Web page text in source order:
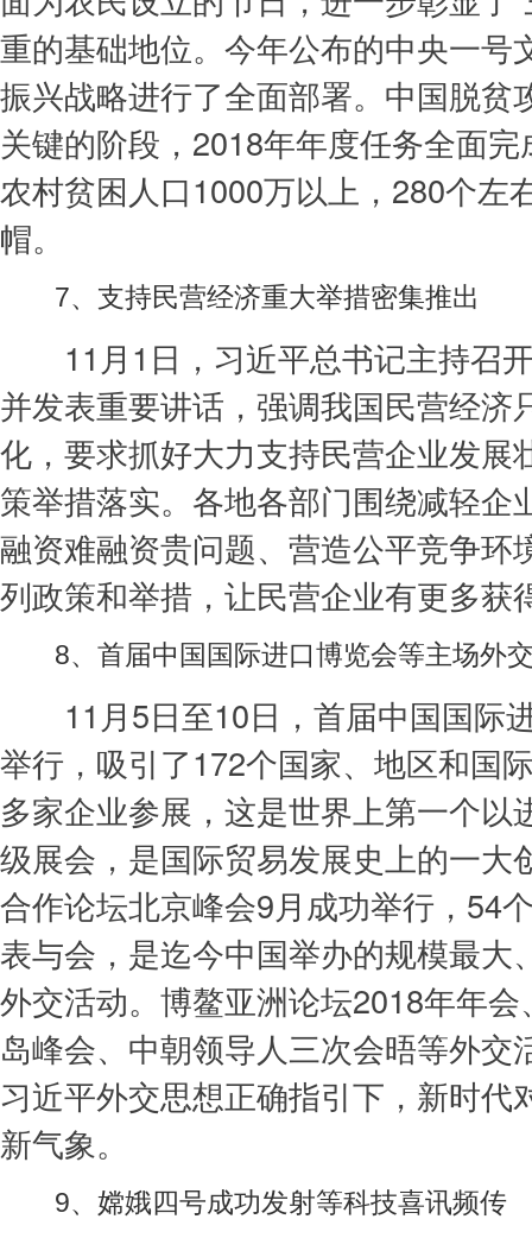
重的基础地位。今年公布的中央一号
振兴战略进行了全面部署。中国脱贫
关键的阶段，2018年年度任务全面
农村贫困人口1000万以上，280个左
帽。
7、支持民营经济重大举措密集推出
11月1日，习近平总书记主持召
并发表重要讲话，强调我国民营经济
化，要求抓好大力支持民营企业发展
策举措落实。各地各部门围绕减轻企
融资难融资贵问题、营造公平竞争环
列政策和举措，让民营企业有更多获
8、首届中国国际进口博览会等主场外
11月5日至10日，首届中国国际
举行，吸引了172个国家、地区和国
多家企业参展，这是世界上第一个以
级展会，是国际贸易发展史上的一大
合作论坛北京峰会9月成功举行，54
表与会，是迄今中国举办的规模最大
外交活动。博鳌亚洲论坛2018年年
岛峰会、中朝领导人三次会晤等外交
习近平外交思想正确指引下，新时代
新气象。
9、嫦娥四号成功发射等科技喜讯频传